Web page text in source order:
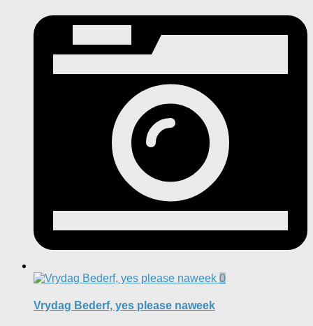
0
Vrydag Bederf, yes please naweek